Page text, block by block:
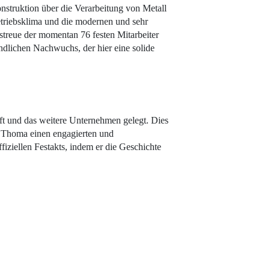
über die Verarbeitung von Metall
und die modernen und sehr
der momentan 76 festen Mitarbeiter
Nachwuchs, der hier eine solide
und das weitere Unternehmen gelegt. Dies
einen engagierten und
Festakts, indem er die Geschichte